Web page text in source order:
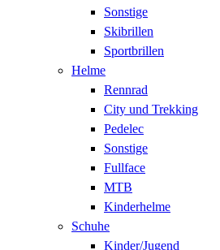
Sonstige
Skibrillen
Sportbrillen
Helme
Rennrad
City und Trekking
Pedelec
Sonstige
Fullface
MTB
Kinderhelme
Schuhe
Kinder/Jugend